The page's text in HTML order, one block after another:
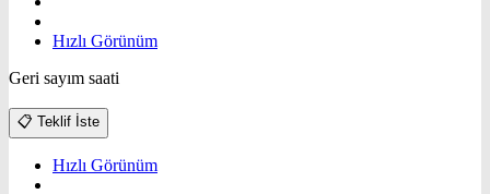
Hızlı Görünüm
Geri sayım saati
📋 Teklif İste
Hızlı Görünüm